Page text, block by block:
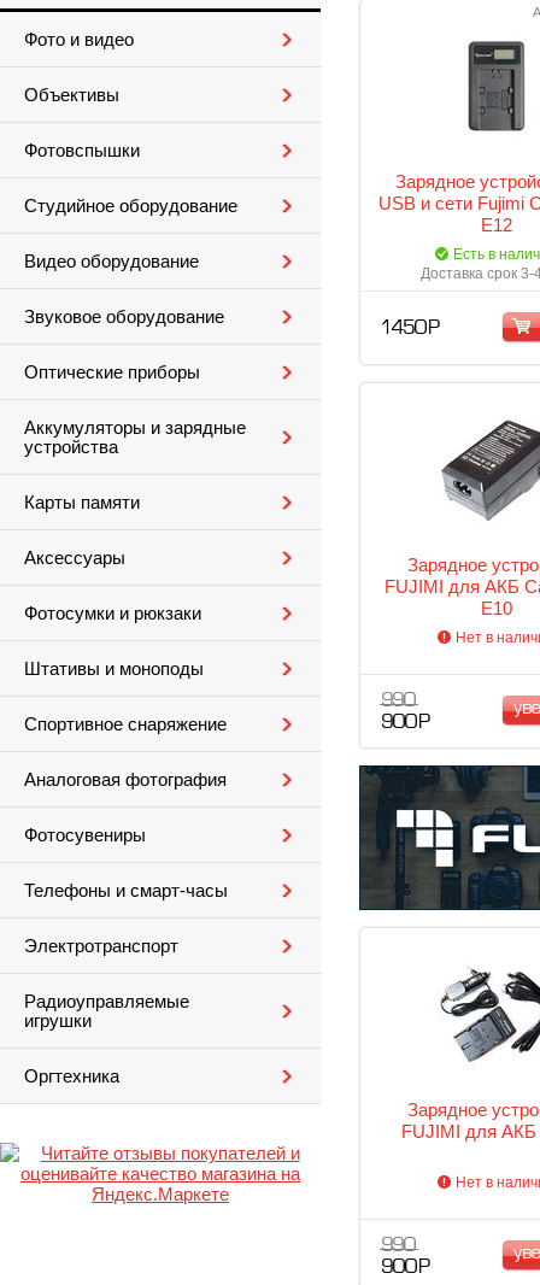
Фото и видео
Объективы
Фотовспышки
Студийное оборудование
Видео оборудование
Звуковое оборудование
Оптические приборы
Аккумуляторы и зарядные
устройства
Карты памяти
Аксессуары
Фотосумки и рюкзаки
Штативы и моноподы
Спортивное снаряжение
Аналоговая фотография
Фотосувениры
Телефоны и смарт-часы
Электротранспорт
Радиоуправляемые
игрушки
Оргтехника
Зарядное
USB и сети Fujimi
E12
Есть в
Доставка срок 3-
1 450 Р
Зарядное
FUJIMI для АКБ
E10
Нет в
990
900 Р
Зарядное
FUJIMI для АКБ
Нет в
990
900 Р